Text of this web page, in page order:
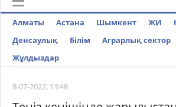
Алматы Астана Шымкент ЖИ
Денсаулық
Білім Аграрлық сектор
Жұлдыздар
8-07-2022, 13:48